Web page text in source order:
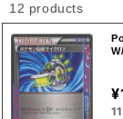
12 products